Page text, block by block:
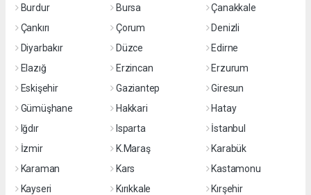
Burdur
Bursa
Çanakkale
Çankırı
Çorum
Denizli
Diyarbakır
Düzce
Edirne
Elazığ
Erzincan
Erzurum
Eskişehir
Gaziantep
Giresun
Gümüşhane
Hakkari
Hatay
Iğdır
Isparta
İstanbul
İzmir
K.Maraş
Karabük
Karaman
Kars
Kastamonu
Kayseri
Kırıkkale
Kırşehir